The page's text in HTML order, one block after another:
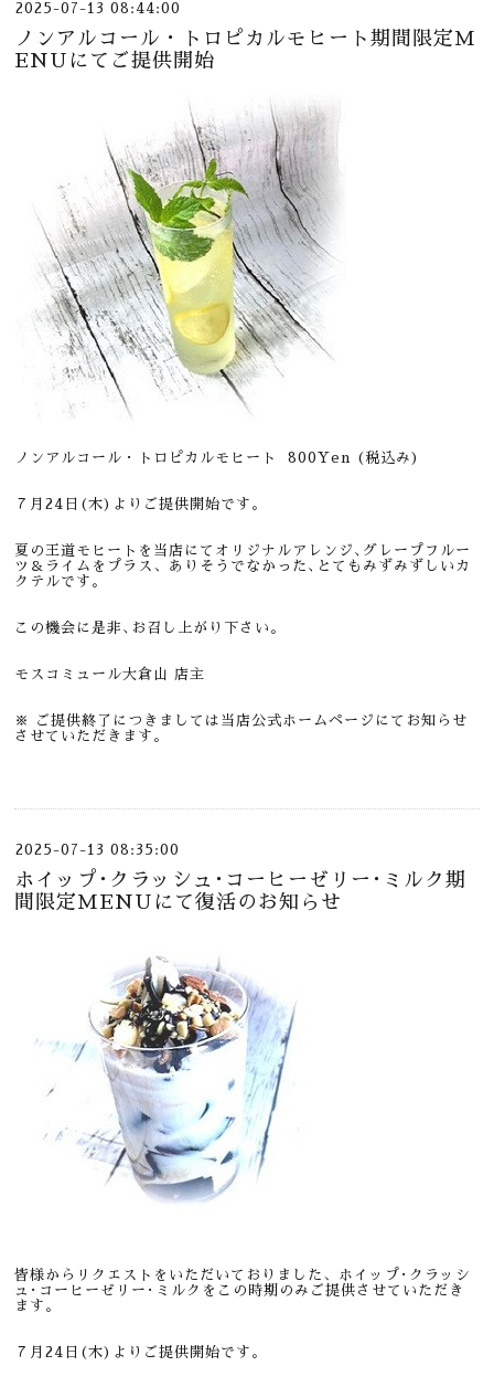
2025-07-13 08:44:00
ノンアルコール・トロピカルモヒート期間限定M
ENUにてご提供開始
ノンアルコール・トロピカルモヒート 800Yen (税込み)
７月24日(木)よりご提供開始です。
夏の王道モヒートを当店にてオリジナルアレンジ､グレープフルー
ツ＆ライムをプラス、ありそうでなかった､とてもみずみずしいカ
クテルです。
この機会に是非､お召し上がり下さい。
モスコミュール大倉山 店主
※ ご提供終了につきましては当店公式ホームページにてお知らせ
させていただきます。
2025-07-13 08:35:00
ホイップ･クラッシュ･コーヒーゼリー･ミルク期
間限定MENUにて復活のお知らせ
皆様からリクエストをいただいておりました、ホイップ･クラッシ
ュ･コーヒーゼリー･ミルクをこの時期のみご提供させていただき
ます。
７月24日(木)よりご提供開始です。